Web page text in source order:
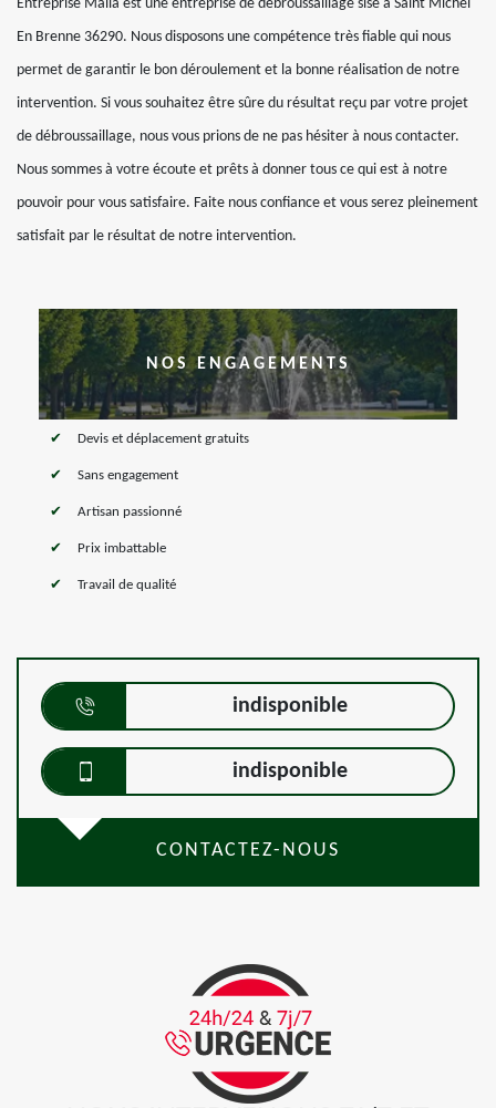
Entreprise Malla est une entreprise de débroussaillage sise à Saint Michel
En Brenne 36290. Nous disposons une compétence très fiable qui nous
permet de garantir le bon déroulement et la bonne réalisation de notre
intervention. Si vous souhaitez être sûre du résultat reçu par votre projet
de débroussaillage, nous vous prions de ne pas hésiter à nous contacter.
Nous sommes à votre écoute et prêts à donner tous ce qui est à notre
pouvoir pour vous satisfaire. Faite nous confiance et vous serez pleinement
satisfait par le résultat de notre intervention.
NOS ENGAGEMENTS
Devis et déplacement gratuits
Sans engagement
Artisan passionné
Prix imbattable
Travail de qualité
indisponible
indisponible
CONTACTEZ-NOUS